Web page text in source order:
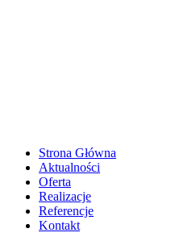
Strona Główna
Aktualności
Oferta
Realizacje
Referencje
Kontakt